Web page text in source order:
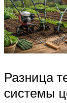
Разница
системы